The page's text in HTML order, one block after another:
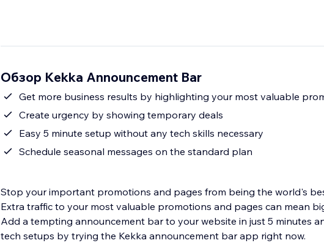
Обзор Kekka Announcement Bar
Get more business results by highlighting your most valuable
Create urgency by showing temporary deals
Easy 5 minute setup without any tech skills necessary
Schedule seasonal messages on the standard plan
Stop your important promotions and pages from being the world's
Extra traffic to your most valuable promotions and pages can mean
Add a tempting announcement bar to your website in just 5 minutes
tech setups by trying the Kekka announcement bar app right now.